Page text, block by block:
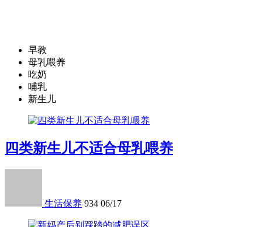
早教
母乳喂养
吃奶
哺乳
新生儿
四类新生儿不适合母乳喂养
生活保养 934 06/17